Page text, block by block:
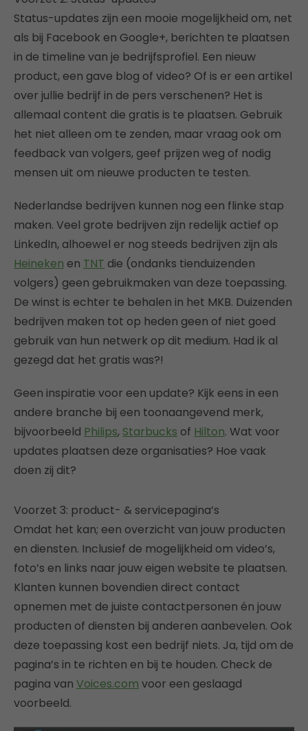
Status-updates zijn een mooie mogelijkheid om, net
als bij Facebook en Google+, berichten te plaatsen
in de timeline van je bedrijfsprofiel. Een nieuw
product, een gave blog of video? Of is er een artikel
over jullie bedrijf in de pers verschenen? Het is
allemaal content die gratis is te plaatsen. Gebruik
het niet alleen om te zenden, maar vraag ook om
feedback van volgers, geef prijzen weg of nodig
mensen uit om nieuwe producten te testen.
Nederlandse bedrijven kunnen nog een flinke stap
maken. Veel grote bedrijven zijn redelijk actief op
LinkedIn, alhoewel er nog steeds bedrijven zijn als
Heineken en TNT die (ondanks tienduizenden
volgers) geen gebruikmaken van deze toepassing.
De winst is echter te behalen in het MKB. Duizenden
bedrijven maken tot op heden geen of niet goed
gebruik van hun netwerk op dit medium. Had ik al
gezegd dat het gratis was?!
Geen inspiratie voor een update? Kijk eens in een
andere branche bij een toonaangevend merk,
bijvoorbeeld Philips, Starbucks of Hilton. Wat voor
updates plaatsen deze organisaties? Hoe vaak
doen zij dit?
Voorzet 3: product- & servicepagina’s
Omdat het kan; een overzicht van jouw producten
en diensten. Inclusief de mogelijkheid om video’s,
foto’s en links naar jouw eigen website te plaatsen.
Klanten kunnen bovendien direct contact
opnemen met de juiste contactpersonen én jouw
producten of diensten bij anderen aanbevelen. Ook
deze toepassing kost een bedrijf niets. Ja, tijd om de
pagina’s in te richten en bij te houden. Check de
pagina van Voices.com voor een geslaagd
voorbeeld.